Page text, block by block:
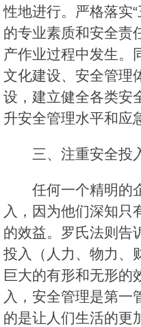
性地进行。严格落实
的专业素质和安全责
产作业过程中发生。
文化建设、安全管理
设，建立健全各类安
升安全管理水平和应
三、注重安全投
任何一个精明的
入，因为他们深知只
的效益。罗氏法则告
投入（人力、物力、
巨大的有形和无形的
入，安全管理是第一
的是让人们生活的更